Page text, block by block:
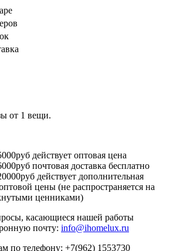
от 1 вещи.
действует оптовая цена
почтовая доставка бесплатно
действует дополнительная
цены (не распространяется на
ценниками)
касающиеся нашей работы
почту: info@ihomelux.ru
по телефону: +7(962) 1553730